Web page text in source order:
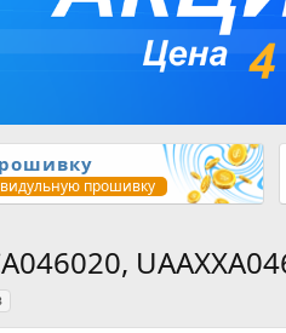
прошивку